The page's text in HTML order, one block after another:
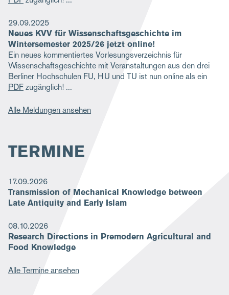
29.09.2025
Neues KVV für Wissenschaftsgeschichte im
Wintersemester 2025/26 jetzt online!
Ein neues kommentiertes Vorlesungsverzeichnis für
Wissenschaftsgeschichte mit Veranstaltungen aus den drei
Berliner Hochschulen FU, HU und TU ist nun online als ein
PDFzugänglich!
Alle Meldungen ansehen
TERMINE
17.09.2026
Transmission of Mechanical Knowledge between
Late Antiquity and Early Islam
08.10.2026
Research Directions in Premodern Agricultural and
Food Knowledge
Alle Termine ansehen